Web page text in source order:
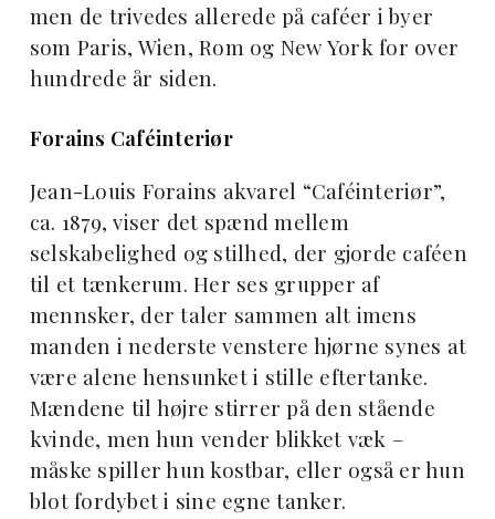
men de trivedes allerede på caféer i byer
som Paris, Wien, Rom og New York for over
hundrede år siden.
Forains Caféinteriør
Jean-Louis Forains akvarel “Caféinteriør”,
ca. 1879, viser det spænd mellem
selskabelighed og stilhed, der gjorde caféen
til et tænkerum. Her ses grupper af
mennsker, der taler sammen alt imens
manden i nederste venstere hjørne synes at
være alene hensunket i stille eftertanke.
Mændene til højre stirrer på den stående
kvinde, men hun vender blikket væk –
måske spiller hun kostbar, eller også er hun
blot fordybet i sine egne tanker.